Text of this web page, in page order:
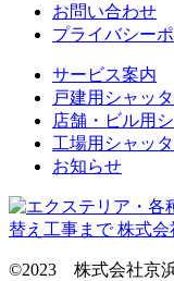
お問い合わせ
プライバシー
サービス案内
戸建用シャッ
店舗・ビル用
工場用シャッ
お知らせ
©2023 株式会社京